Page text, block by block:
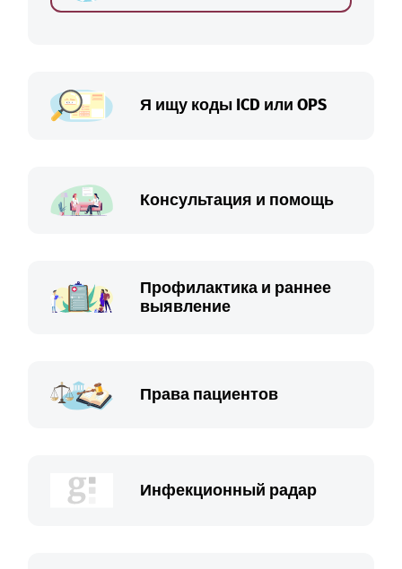
Я ищу коды ICD или OPS
Консультация и помощь
Профилактика и раннее
выявление
Права пациентов
Инфекционный радар